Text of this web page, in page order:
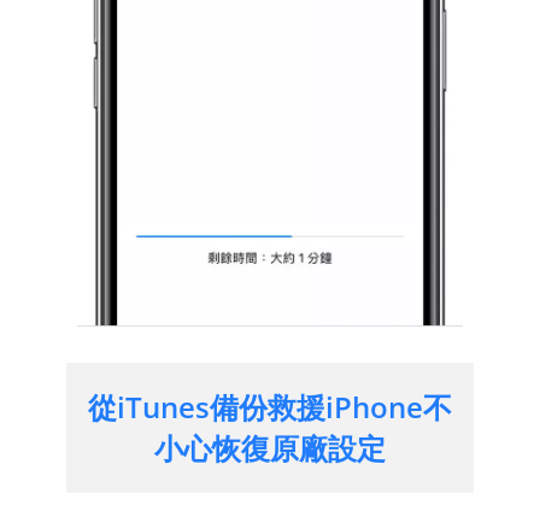
從iTunes備份救援iPhone不
小心恢復原廠設定